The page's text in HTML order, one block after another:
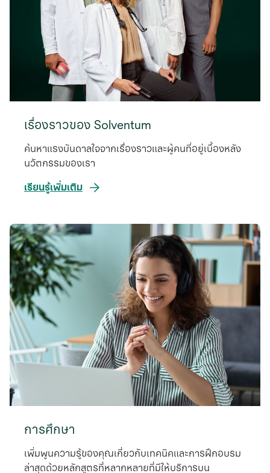
เรื่องราวของ Solventum
ค้นหาแรงบันดาลใจจากเรื่องราวและผู้คนที่อยู่เบื้องหลัง
นวัตกรรมของเรา
เรียนรู้เพิ่มเติม
การศึกษา
เพิ่มพูนความรู้ของคุณเกี่ยวกับเทคนิคและการฝึกอบรม
ล่าสุดด้วยหลักสูตรที่หลากหลายที่มีให้บริการบน